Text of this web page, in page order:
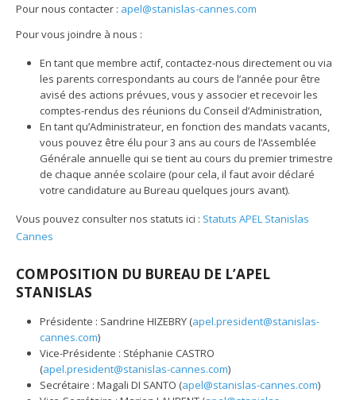
Pour nous contacter : apel@stanislas-cannes.com
Pour vous joindre à nous :
En tant que membre actif, contactez-nous directement ou via
les parents correspondants au cours de l’année pour être
avisé des actions prévues, vous y associer et recevoir les
comptes-rendus des réunions du Conseil d’Administration,
En tant qu’Administrateur, en fonction des mandats vacants,
vous pouvez être élu pour 3 ans au cours de l’Assemblée
Générale annuelle qui se tient au cours du premier trimestre
de chaque année scolaire (pour cela, il faut avoir déclaré
votre candidature au Bureau quelques jours avant).
Vous pouvez consulter nos statuts ici : Statuts APEL Stanislas
Cannes
COMPOSITION DU BUREAU DE L’APEL
STANISLAS
Présidente : Sandrine HIZEBRY (apel.president@stanislas-
cannes.com)
Vice-Présidente : Stéphanie CASTRO
(apel.president@stanislas-cannes.com)
Secrétaire : Magali DI SANTO (apel@stanislas-cannes.com)